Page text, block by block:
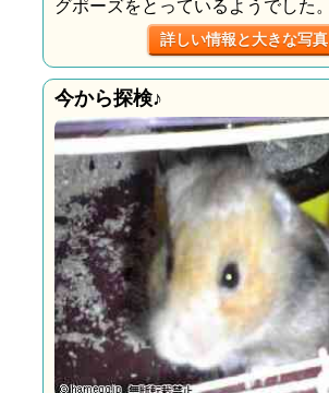
グポーズをとっているようでした。
詳しい情報と大きな写真
今から探検♪